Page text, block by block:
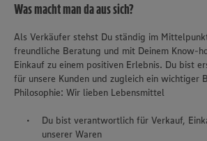
Was macht man da aus sich?
Als Verkäufer stehst Du ständig im
freundliche Beratung und mit Deinem Know-
Einkauf zu einem positiven Erlebnis. Du bist
für unsere Kunden und zugleich ein wichtiger
Philosophie: Wir lieben Lebensmittel
Du bist verantwortlich für Verkauf,
unserer Waren